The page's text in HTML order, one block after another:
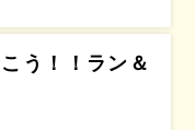
う！！ラン＆